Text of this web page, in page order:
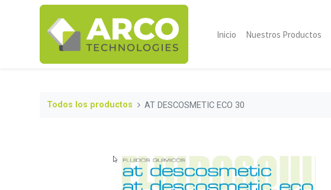
Inicio Nuestros Productos
Todos los productos AT DESCOSMETIC ECO 30